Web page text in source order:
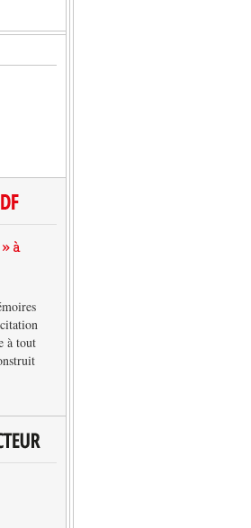
à
à tout